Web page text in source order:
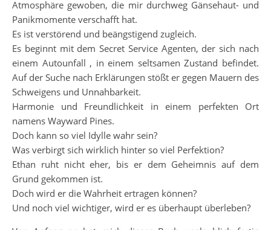
Atmosphäre gewoben, die mir durchweg Gänsehaut- und
Panikmomente verschafft hat.
Es ist verstörend und beängstigend zugleich.
Es beginnt mit dem Secret Service Agenten, der sich nach
einem Autounfall , in einem seltsamen Zustand befindet.
Auf der Suche nach Erklärungen stößt er gegen Mauern des
Schweigens und Unnahbarkeit.
Harmonie und Freundlichkeit in einem perfekten Ort
namens Wayward Pines.
Doch kann so viel Idylle wahr sein?
Was verbirgt sich wirklich hinter so viel Perfektion?
Ethan ruht nicht eher, bis er dem Geheimnis auf dem
Grund gekommen ist.
Doch wird er die Wahrheit ertragen können?
Und noch viel wichtiger, wird er es überhaupt überleben?